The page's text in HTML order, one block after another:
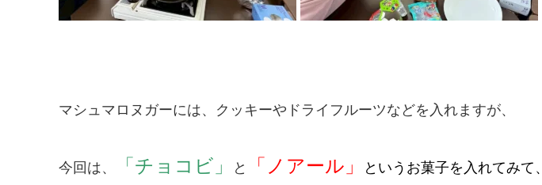
マシュマロヌガーには、クッキーやドライフルーツなどを入れますが、
今回は、 「チョコビ」 と 「ノアール」 というお菓子を入れてみて、